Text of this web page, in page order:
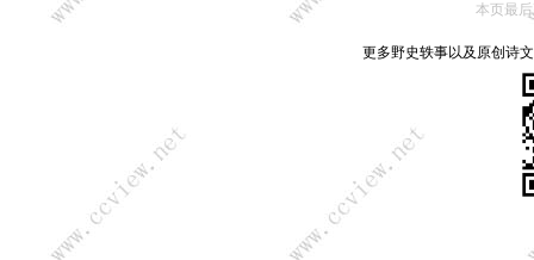
本页最后
更多野史轶事以及原创诗